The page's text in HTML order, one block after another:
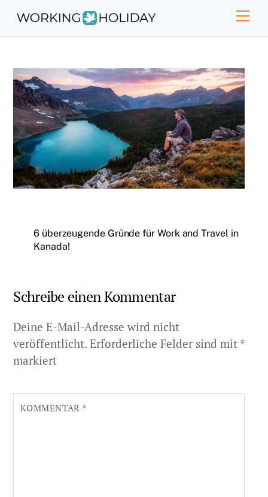
content
6 überzeugende Gründe für Work and Travel in
Kanada!
Schreibe einen Kommentar
Deine E-Mail-Adresse wird nicht
veröffentlicht. Erforderliche Felder sind mit *
markiert
KOMMENTAR *